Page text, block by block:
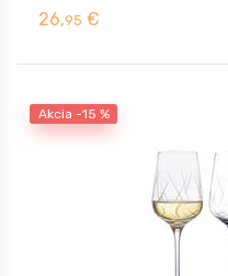
26,95 €
Akcia -15 %